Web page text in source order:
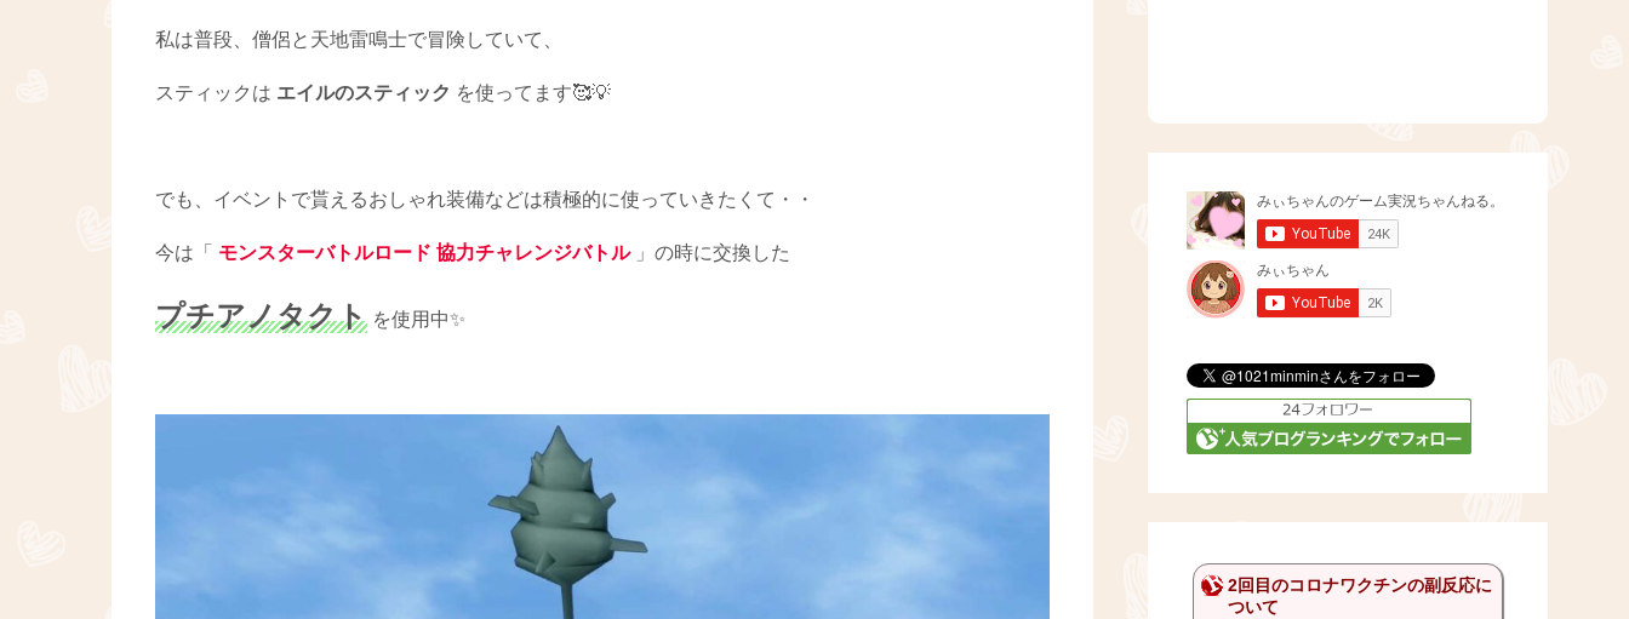
私は普段、僧侶と天地雷鳴士で冒険していて、
スティックは エイルのスティック を使ってます🥰💡
でも、イベントで貰えるおしゃれ装備などは積極的に使っていきたくて・・
今は「 モンスターバトルロード 協力チャレンジバトル」の時に交換した
プチアノタクト を使用中✨
2回目のコロナワクチンの副反応に
ついて